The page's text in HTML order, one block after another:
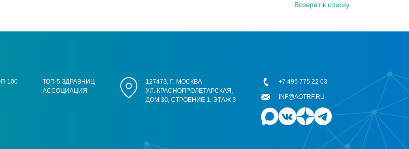
Возврат к списку
100
ТОП-5 ЗДРАВНИЦ
АССОЦИАЦИЯ
127473, Г. МОСКВА
УЛ. КРАСНОПРОЛЕТАРСКАЯ,
ДОМ 30, СТРОЕНИЕ 1, ЭТАЖ 3
+7 495 775 22 03
INF@AOTRF.RU